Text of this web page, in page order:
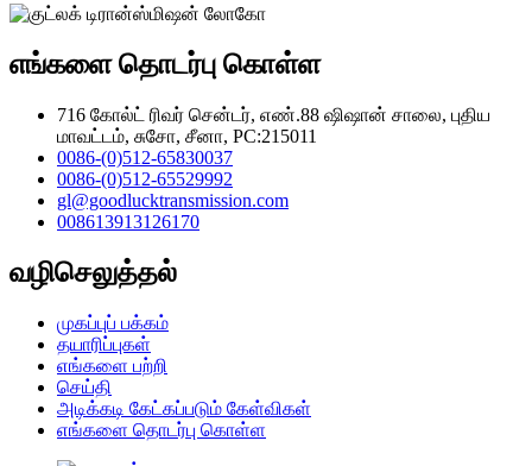
எங்களை தொடர்பு கொள்ள
716 கோல்ட் ரிவர் சென்டர், எண்.88 ஷிஷான் சாலை, புதிய
மாவட்டம், சுசோ, சீனா, PC:215011
0086-(0)512-65830037
0086-(0)512-65529992
gl@goodlucktransmission.com
008613913126170
வழிசெலுத்தல்
முகப்புப் பக்கம்
தயாரிப்புகள்
எங்களை பற்றி
செய்தி
அடிக்கடி கேட்கப்படும் கேள்விகள்
எங்களை தொடர்பு கொள்ள